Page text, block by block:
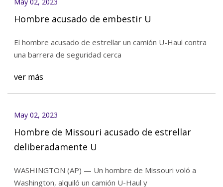
Hombre acusado de embestir U
El hombre acusado de estrellar un camión U-Haul contra
una barrera de seguridad cerca
ver más
May 02, 2023
Hombre de Missouri acusado de estrellar
deliberadamente U
WASHINGTON (AP) — Un hombre de Missouri voló a
Washington, alquiló un camión U-Haul y